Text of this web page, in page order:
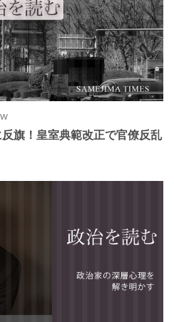
旗！皇室典範改正で官僚反乱